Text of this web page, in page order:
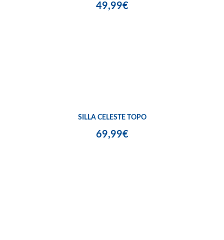
49,99€
SILLA CELESTE TOPO
69,99€